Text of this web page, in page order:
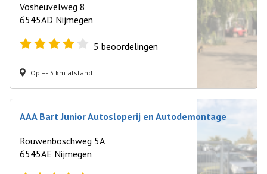
Vosheuvelweg 8
6545AD Nijmegen
5 beoordelingen
Op +- 3 km afstand
AAA Bart Junior Autosloperij en Autodemontage
Rouwenboschweg 5A
6545AE Nijmegen